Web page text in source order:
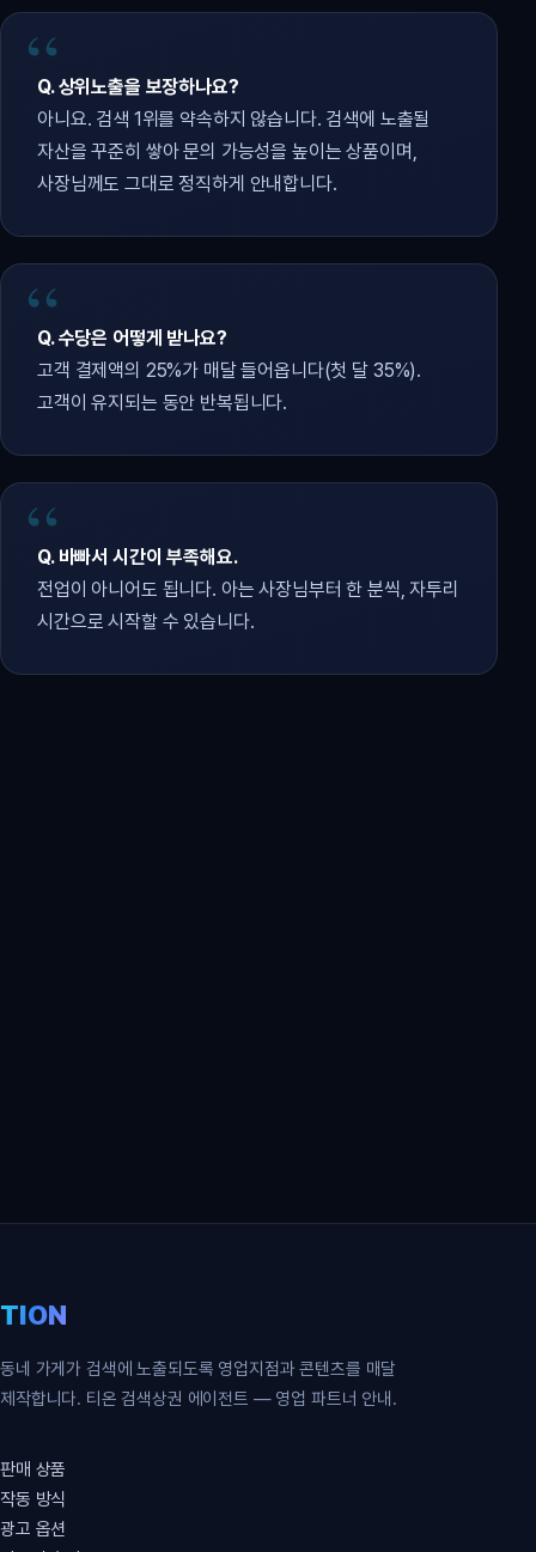
Q. 상위노출을 보장하나요?
아니요. 검색 1위를 약속하지 않습니다. 검색에 노출될
자산을 꾸준히 쌓아 문의 가능성을 높이는 상품이며,
사장님께도 그대로 정직하게 안내합니다.
Q. 수당은 어떻게 받나요?
고객 결제액의 25%가 매달 들어옵니다(첫 달 35%).
고객이 유지되는 동안 반복됩니다.
Q. 바빠서 시간이 부족해요.
전업이 아니어도 됩니다. 아는 사장님부터 한 분씩, 자투리
시간으로 시작할 수 있습니다.
TION
동네 가게가 검색에 노출되도록 영업지점과 콘텐츠를 매달
제작합니다. 티온 검색상권 에이전트 — 영업 파트너 안내.
판매 상품
작동 방식
광고 옵션